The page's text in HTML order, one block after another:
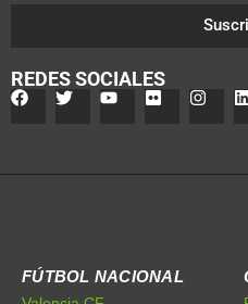
REDES SOCIALES
FÚTBOL NACIONAL